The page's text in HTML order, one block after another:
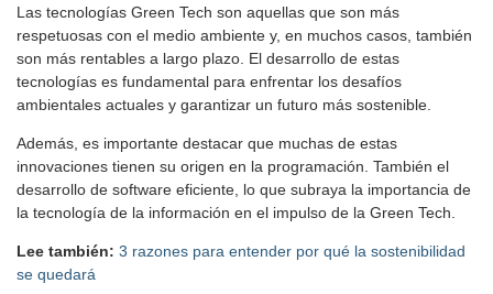
Las tecnologías Green Tech son aquellas que son más
respetuosas con el medio ambiente y, en muchos casos, también
son más rentables a largo plazo. El desarrollo de estas
tecnologías es fundamental para enfrentar los desafíos
ambientales actuales y garantizar un futuro más sostenible.
Además, es importante destacar que muchas de estas
innovaciones tienen su origen en la programación. También el
desarrollo de software eficiente, lo que subraya la importancia de
la tecnología de la información en el impulso de la Green Tech.
Lee también: 3 razones para entender por qué la sostenibilidad
se quedará